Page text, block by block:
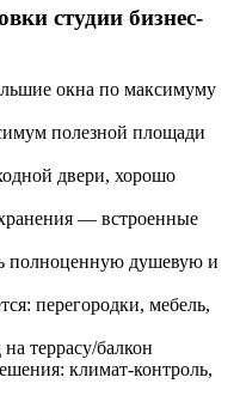
студии бизнес-
окна по максимуму
полезной площади
двери, хорошо
— встроенные
полноценную душевую и
перегородки, мебель,
террасу/балкон
климат-контроль,